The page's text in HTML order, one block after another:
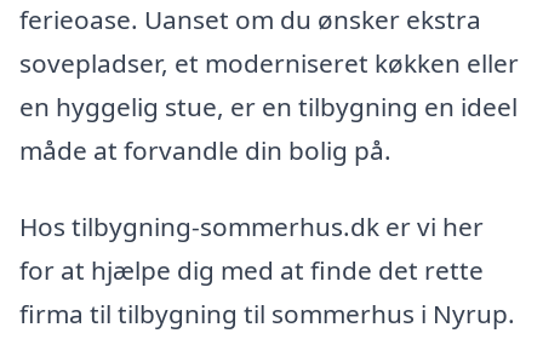
ferieoase. Uanset om du ønsker ekstra
sovepladser, et moderniseret køkken eller
en hyggelig stue, er en tilbygning en ideel
måde at forvandle din bolig på.
Hos tilbygning-sommerhus.dk er vi her
for at hjælpe dig med at finde det rette
firma til tilbygning til sommerhus i Nyrup.